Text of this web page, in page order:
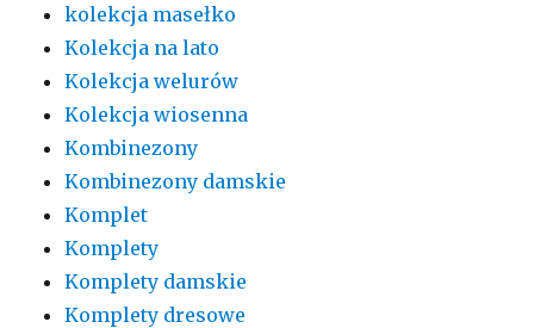
kolekcja masełko
Kolekcja na lato
Kolekcja welurów
Kolekcja wiosenna
Kombinezony
Kombinezony damskie
Komplet
Komplety
Komplety damskie
Komplety dresowe